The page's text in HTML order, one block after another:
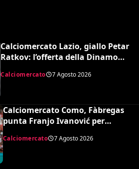
Calciomercato Lazio, giallo Petar
Ratkov: l’offerta della Dinamo
Calciomercato 7 Agosto 2026
Calciomercato Como, Fàbregas
punta Franjo Ivanović per
l’attacco: il punto sulla trattativa
Calciomercato 7 Agosto 2026